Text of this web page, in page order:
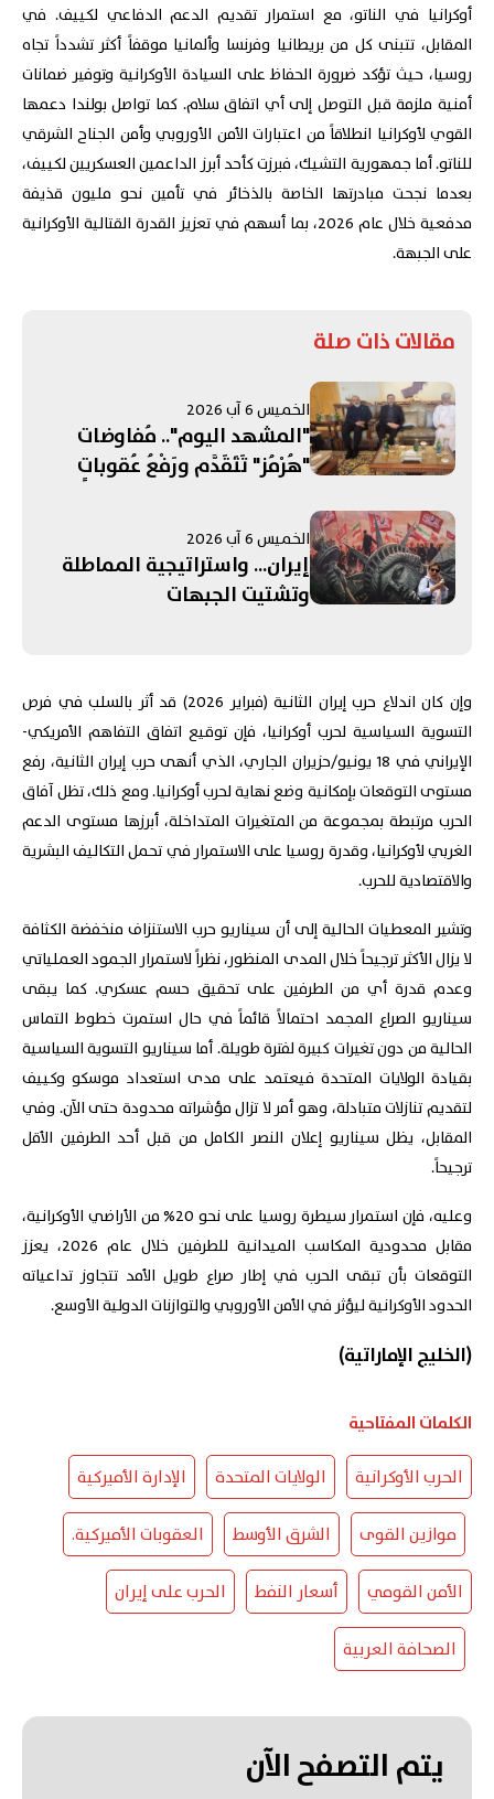
أوكرانيا في الناتو، مع استمرار تقديم الدعم الدفاعي لكييف. في
المقابل، تتبنى كل من بريطانيا وفرنسا وألمانيا موقفاً أكثر تشدداً تجاه
روسيا، حيث تؤكد ضرورة الحفاظ على السيادة الأوكرانية وتوفير ضمانات
أمنية ملزمة قبل التوصل إلى أي اتفاق سلام. كما تواصل بولندا دعمها
القوي لأوكرانيا انطلاقاً من اعتبارات الأمن الأوروبي وأمن الجناح الشرقي
للناتو. أما جمهورية التشيك، فبرزت كأحد أبرز الداعمين العسكريين لكييف،
بعدما نجحت مبادرتها الخاصة بالذخائر في تأمين نحو مليون قذيفة
مدفعية خلال عام 2026، بما أسهم في تعزيز القدرة القتالية الأوكرانية
على الجبهة.
مقالات ذات صلة
الخميس 6 آب 2026
"المشهد اليوم".. مُفاوضات
"هُرْمُز" تَتَقَدَّم ورَفْعُ عُقوباتٍ
الإسرائيليُّ جَنوبًا يُبَدِّدُ الآمالَ
بِمُفاوَضاتِ روما... وإدانَةٌ عَرَبِيَّةٌ -
إسلامِيَّّةٌ لِانتِهاكاتِ الاحتِلالِ في
القُدس
الخميس 6 آب 2026
إيران... واستراتيجية المماطلة
وتشتيت الجبهات
وإن كان اندلاع حرب إيران الثانية (فبراير 2026) قد أثر بالسلب في فرص
التسوية السياسية لحرب أوكرانيا، فإن توقيع اتفاق التفاهم الأمريكي-
الإيراني في 18 يونيو/حزيران الجاري، الذي أنهى حرب إيران الثانية، رفع
مستوى التوقعات بإمكانية وضع نهاية لحرب أوكرانيا. ومع ذلك، تظل آفاق
الحرب مرتبطة بمجموعة من المتغيرات المتداخلة، أبرزها مستوى الدعم
الغربي لأوكرانيا، وقدرة روسيا على الاستمرار في تحمل التكاليف البشرية
والاقتصادية للحرب.
وتشير المعطيات الحالية إلى أن سيناريو حرب الاستنزاف منخفضة الكثافة
لا يزال الأكثر ترجيحاً خلال المدى المنظور، نظراً لاستمرار الجمود العملياتي
وعدم قدرة أي من الطرفين على تحقيق حسم عسكري. كما يبقى
سيناريو الصراع المجمد احتمالاً قائماً في حال استمرت خطوط التماس
الحالية من دون تغيرات كبيرة لفترة طويلة. أما سيناريو التسوية السياسية
بقيادة الولايات المتحدة فيعتمد على مدى استعداد موسكو وكييف
لتقديم تنازلات متبادلة، وهو أمر لا تزال مؤشراته محدودة حتى الآن. وفي
المقابل، يظل سيناريو إعلان النصر الكامل من قبل أحد الطرفين الأقل
ترجيحاً.
وعليه، فإن استمرار سيطرة روسيا على نحو 20% من الأراضي الأوكرانية،
مقابل محدودية المكاسب الميدانية للطرفين خلال عام 2026، يعزز
التوقعات بأن تبقى الحرب في إطار صراع طويل الأمد تتجاوز تداعياته
الحدود الأوكرانية ليؤثر في الأمن الأوروبي والتوازنات الدولية الأوسع.
(الخليج الإماراتية)
الكلمات المفتاحية
الحرب الأوكرانية الولايات المتحدة الإدارة الأميركية
موازين القوى الشرق الأوسط العقوبات الأميركية.
الأمن القومي أسعار النفط الحرب على إيران
الصحافة العربية
يتم التصفح الآن